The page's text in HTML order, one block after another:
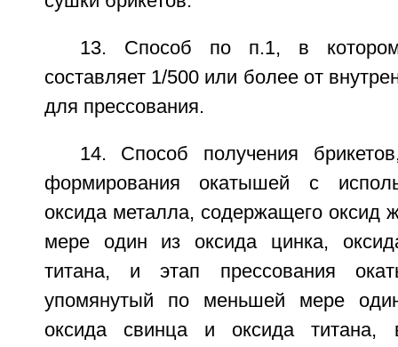
13. Способ по п.1, в
составляет 1/500 или более от
для прессования.
14. Способ получения
формирования окатышей с
оксида металла, содержащего оксид
мере один из оксида цинка,
титана, и этап прессования
упомянутый по меньшей мере
оксида свинца и оксида титана,